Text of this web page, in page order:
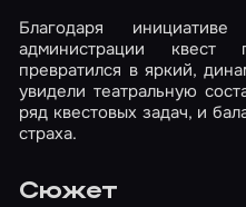
Благодаря
администрации
превратился в яркий,
увидели театральную
ряд квестовых задач, и
страха.
Сюжет